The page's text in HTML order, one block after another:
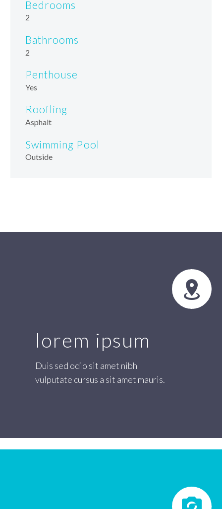
Bedrooms
2
Bathrooms
2
Penthouse
Yes
Roofling
Asphalt
Swimming Pool
Outside


lorem ipsum
Duis sed odio sit amet nibh
vulputate cursus a sit amet mauris.